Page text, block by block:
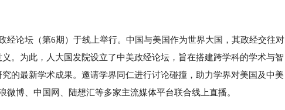
经论坛（第6期）于线上举行。中国与美国作为世界大国，其政经交往对
。为此，人大国发院设立了中美政经论坛，旨在搭建跨学科的学术与智
的最新学术成果。邀请学界同仁进行讨论碰撞，助力学界对美国及中美
博、中国网、陆想汇等多家主流媒体平台联合线上直播。